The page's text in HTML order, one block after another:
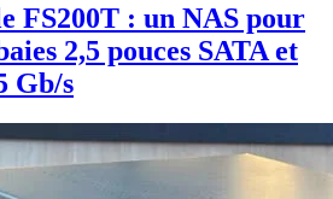
FS200T : un NAS pour
2,5 pouces SATA et
Gb/s